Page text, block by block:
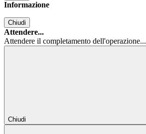
Informazione
Chiudi
Attendere...
Attendere il completamento dell'operazione...
Chiudi